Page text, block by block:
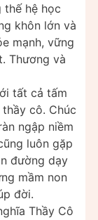
thế hệ học
khôn lớn và
mạnh, vững
Thương và
tất cả tấm
cô. Chúc
ngập niềm
luôn gặp
đường dạy
mầm non
đời.
Thầy Cô